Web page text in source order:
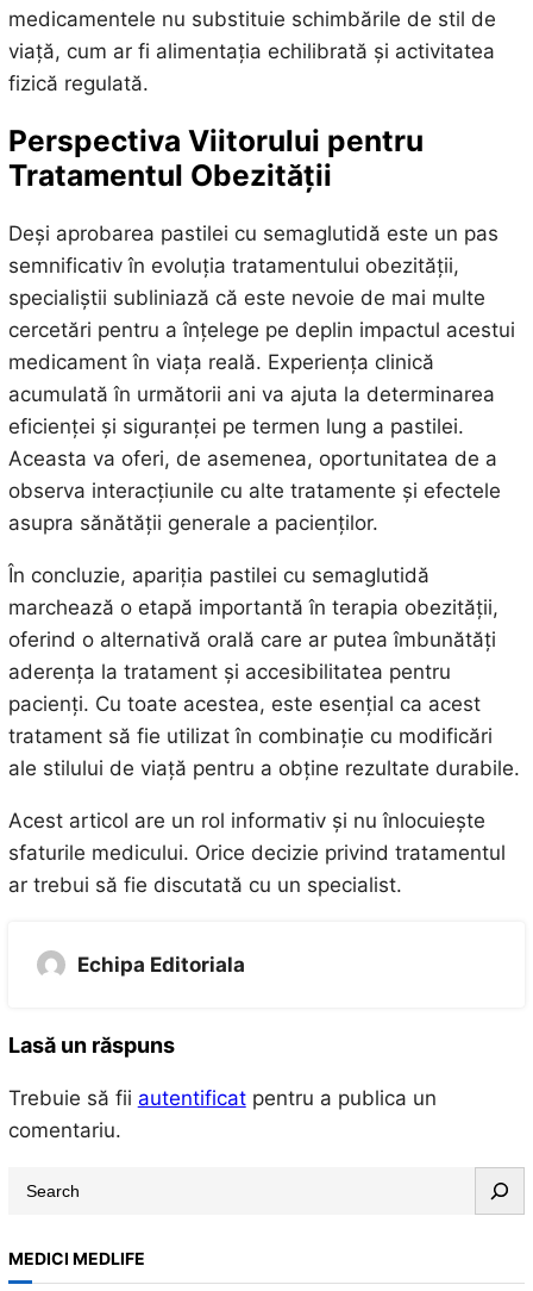
medicamentele nu substituie schimbările de stil de
viață, cum ar fi alimentația echilibrată și activitatea
fizică regulată.
Perspectiva Viitorului pentru
Tratamentul Obezității
Deși aprobarea pastilei cu semaglutidă este un pas
semnificativ în evoluția tratamentului obezității,
specialiștii subliniază că este nevoie de mai multe
cercetări pentru a înțelege pe deplin impactul acestui
medicament în viața reală. Experiența clinică
acumulată în următorii ani va ajuta la determinarea
eficienței și siguranței pe termen lung a pastilei.
Aceasta va oferi, de asemenea, oportunitatea de a
observa interacțiunile cu alte tratamente și efectele
asupra sănătății generale a pacienților.
În concluzie, apariția pastilei cu semaglutidă
marchează o etapă importantă în terapia obezității,
oferind o alternativă orală care ar putea îmbunătăți
aderența la tratament și accesibilitatea pentru
pacienți. Cu toate acestea, este esențial ca acest
tratament să fie utilizat în combinație cu modificări
ale stilului de viață pentru a obține rezultate durabile.
Acest articol are un rol informativ și nu înlocuiește
sfaturile medicului. Orice decizie privind tratamentul
ar trebui să fie discutată cu un specialist.
Echipa Editoriala
Lasă un răspuns
Trebuie să fii autentificatpentru a publica un
comentariu.
r
MEDICI MEDLIFE